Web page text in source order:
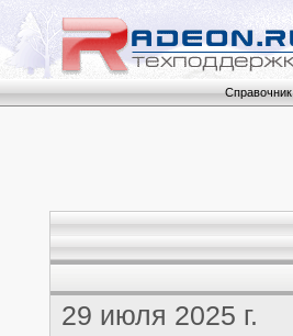
Справочник
29 июля 2025 г.